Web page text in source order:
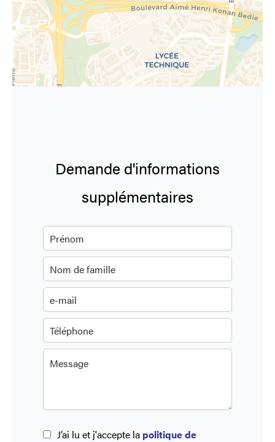
Demande d'informations
supplémentaires
J’ai lu et j'accepte la politique de